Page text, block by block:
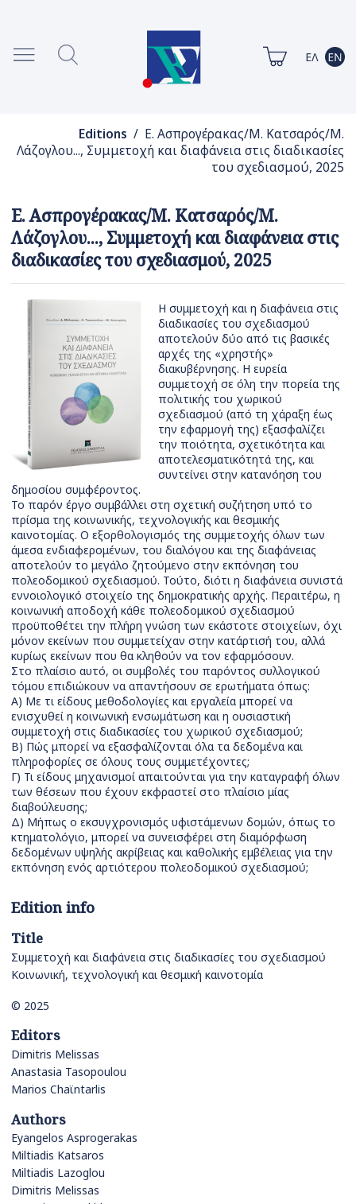
Editions / Ε. Ασπρογέρακας/Μ. Κατσαρός/Μ.
Λάζογλου..., Συμμετοχή και διαφάνεια στις διαδικασίες
του σχεδιασμού, 2025
Ε. Ασπρογέρακας/Μ. Κατσαρός/Μ.
Λάζογλου..., Συμμετοχή και διαφάνεια στις
διαδικασίες του σχεδιασμού, 2025
Η συμμετοχή και η διαφάνεια στις
διαδικασίες του σχεδιασμού
αποτελούν δύο από τις βασικές
αρχές της «χρηστής»
διακυβέρνησης. Η ευρεία
συμμετοχή σε όλη την πορεία της
πολιτικής του χωρικού
σχεδιασμού (από τη χάραξη έως
την εφαρμογή της) εξασφαλίζει
την ποιότητα, σχετικότητα και
αποτελεσματικότητά της, και
συντείνει στην κατανόηση του
δημοσίου συμφέροντος.
Το παρόν έργο συμβάλλει στη σχετική συζήτηση υπό το
πρίσμα της κοινωνικής, τεχνολογικής και θεσμικής
καινοτομίας. Ο εξορθολογισμός της συμμετοχής όλων των
άμεσα ενδιαφερομένων, του διαλόγου και της διαφάνειας
αποτελούν το μεγάλο ζητούμενο στην εκπόνηση του
πολεοδομικού σχεδιασμού. Τούτο, διότι η διαφάνεια συνιστά
εννοιολογικό στοιχείο της δημοκρατικής αρχής. Περαιτέρω, η
κοινωνική αποδοχή κάθε πολεοδομικού σχεδιασμού
προϋποθέτει την πλήρη γνώση των εκάστοτε στοιχείων, όχι
μόνον εκείνων που συμμετείχαν στην κατάρτισή του, αλλά
κυρίως εκείνων που θα κληθούν να τον εφαρμόσουν.
Στο πλαίσιο αυτό, οι συμβολές του παρόντος συλλογικού
τόμου επιδιώκουν να απαντήσουν σε ερωτήματα όπως:
Α) Με τι είδους μεθοδολογίες και εργαλεία μπορεί να
ενισχυθεί η κοινωνική ενσωμάτωση και η ουσιαστική
συμμετοχή στις διαδικασίες του χωρικού σχεδιασμού;
Β) Πώς μπορεί να εξασφαλίζονται όλα τα δεδομένα και
πληροφορίες σε όλους τους συμμετέχοντες;
Γ) Τι είδους μηχανισμοί απαιτούνται για την καταγραφή όλων
των θέσεων που έχουν εκφραστεί στο πλαίσιο μίας
διαβούλευσης;
Δ) Μήπως ο εκσυγχρονισμός υφιστάμενων δομών, όπως το
κτηματολόγιο, μπορεί να συνεισφέρει στη διαμόρφωση
δεδομένων υψηλής ακρίβειας και καθολικής εμβέλειας για την
εκπόνηση ενός αρτιότερου πολεοδομικού σχεδιασμού;
Edition info
Title
Συμμετοχή και διαφάνεια στις διαδικασίες του σχεδιασμού
Κοινωνική, τεχνολογική και θεσμική καινοτομία
© 2025
Editors
Dimitris Melissas
Anastasia Tasopoulou
Marios Chaϊntarlis
Authors
Eyangelos Asprogerakas
Miltiadis Katsaros
Miltiadis Lazoglou
Dimitris Melissas